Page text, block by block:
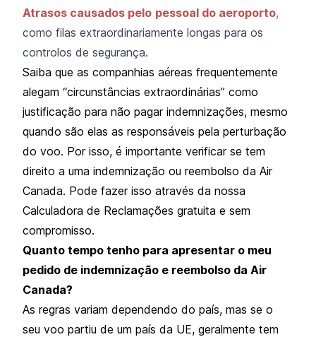
Atrasos causados pelo pessoal do aeroporto,
como filas extraordinariamente longas para os
controlos de segurança.
Saiba que as companhias aéreas frequentemente
alegam “circunstâncias extraordinárias” como
justificação para não pagar indemnizações, mesmo
quando são elas as responsáveis pela perturbação
do voo. Por isso, é importante verificar se tem
direito a uma indemnização ou reembolso da Air
Canada. Pode fazer isso através da nossa
Calculadora de Reclamações gratuita e sem
compromisso.
Quanto tempo tenho para apresentar o meu
pedido de indemnização e reembolso da Air
Canada?
As regras variam dependendo do país, mas se o
seu voo partiu de um país da UE, geralmente tem